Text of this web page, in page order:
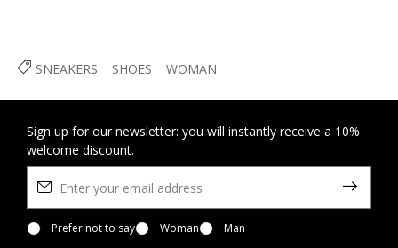
SNEAKERS SHOES WOMAN
Sign up for our newsletter: you will instantly receive a 10%
welcome discount.
Prefer not to say Woman
Man